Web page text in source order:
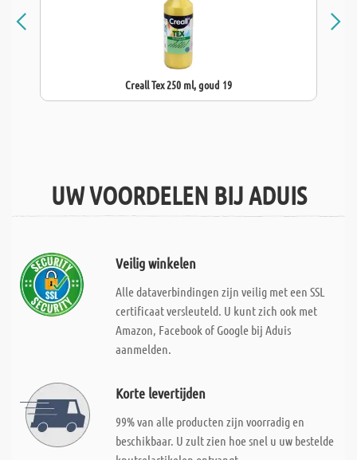
Creall Tex 250 ml, goud 19
UW VOORDELEN BIJ ADUIS
Veilig winkelen
Alle dataverbindingen zijn veilig met een SSL
certificaat versleuteld. U kunt zich ook met
Amazon, Facebook of Google bij Aduis
aanmelden.
Korte levertijden
99% van alle producten zijn voorradig en
beschikbaar. U zult zien hoe snel u uw bestelde